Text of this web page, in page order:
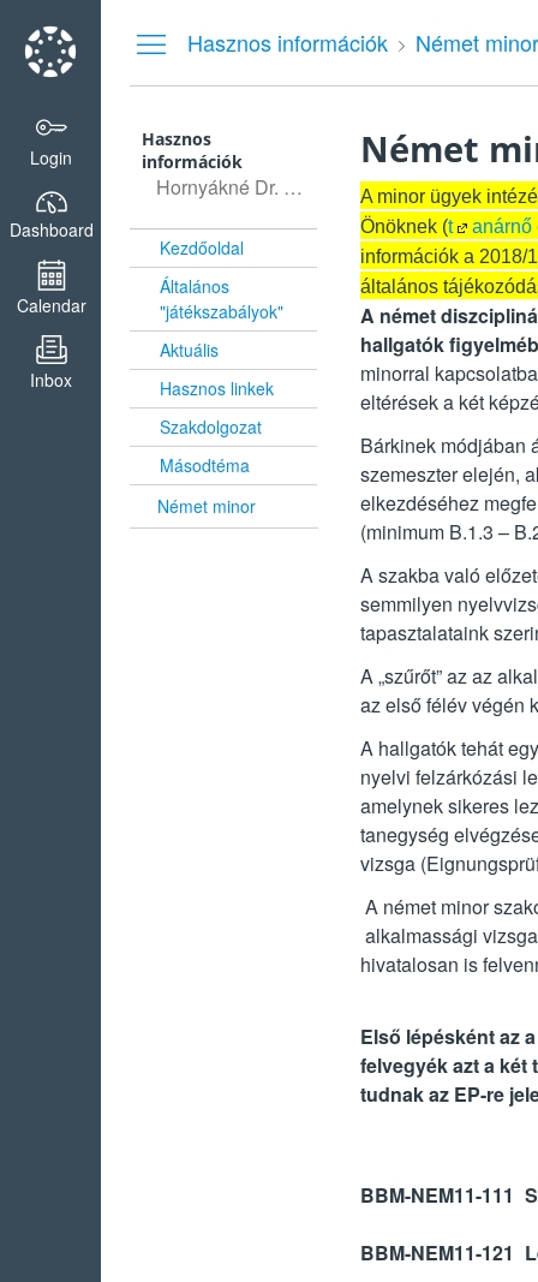
Login
Dashboard
Calendar
Inbox
Hasznos információk Német minor
Hasznos
információk
Hornyákné Dr. Huber Ágnes (DI8T6S)
Kezdőoldal
Általános
"játékszabályok"
Aktuális
Hasznos linkek
Szakdolgozat
Másodtéma
Német minor
Német
A minor ügyek
Önöknek (t
anárnő
információk a 2018/
általános
A német
hallgatók
minorral
eltérések a két
Bárkinek módjában
szemeszter elején,
elkezdéséhez
(minimum B.1.3 –
A szakba való
semmilyen
tapasztalataink
A „szűrőt” az az
az első félév végén
A hallgatók tehát
nyelvi felzárkózási
amelynek sikeres
tanegység
vizsga
A német minor
alkalmassági
hivatalosan is
Első lépésként az
felvegyék azt a két
tudnak az EP-re
BBM-NEM11-111
BBM-NEM11-121